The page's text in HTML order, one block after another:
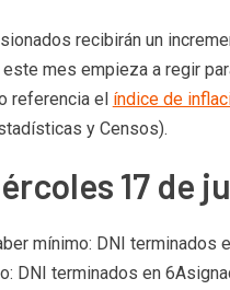
recibirán un
mes empieza a regir
referencia el índice de
y Censos).
17 de
mínimo: DNI terminados
DNI terminados en